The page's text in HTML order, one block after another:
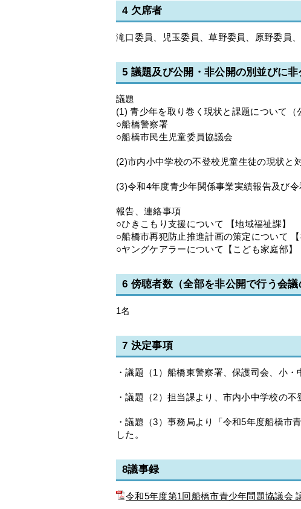
4 欠席者
滝口委員、児玉委員、草野委員、原野委員
5 議題及び公開・非公開の別並びに
議題
(1) 青少年を取り巻く現状と課題について（
○船橋警察署
○船橋市民生児童委員協議会
(2)市内小中学校の不登校児童生徒の現状と
(3)令和4年度青少年関係事業実績報告及び
報告、連絡事項
○ひきこもり支援について 【地域福祉課】
○船橋市再犯防止推進計画の策定について 【
○ヤングケアラーについて【こども家庭部】
6 傍聴者数（全部を非公開で行う会議
1名
7 決定事項
・議題（1）船橋東警察署、保護司会、小
・議題（2）担当課より、市内小中学校の
・議題（3）事務局より「令和5年度船橋市
した。
8議事録
令和5年度第1回船橋市青少年問題協議会